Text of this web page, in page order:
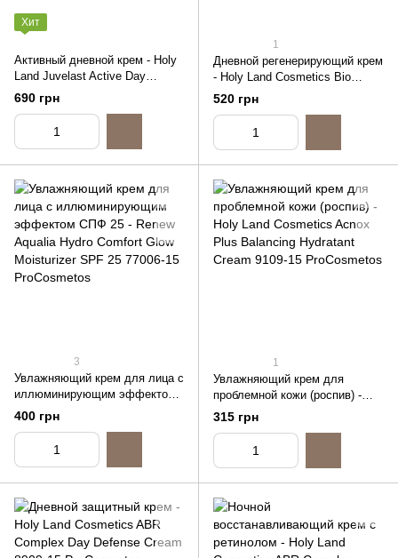
Хит
Активный дневной крем - Holy
Land Juvelast Active Day
Cream, 15ml (распив)
690 грн
1
Дневной регенерирующий крем
- Holy Land Cosmetics Bio
Repair Day Care, 15ml (распив)
520 грн
3
Увлажняющий крем для лица с
иллюминирующим эффектом
СПФ 25 - Renew Aqualia Hydro
Comfort Glow Moisturizer SPF
25, 15ml (распив)
400 грн
1
Увлажняющий крем для
проблемной кожи (роспив) -
Holy Land Cosmetics Acnox
Plus Balancing Hydratant
Cream, 15ml (распив)
315 грн